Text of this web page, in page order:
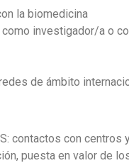
la biomedicina
investigador/a o
de ámbito
contactos con centros
puesta en valor de